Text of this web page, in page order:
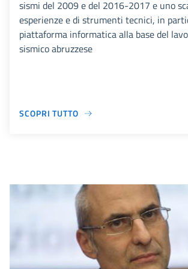
sismi del 2009 e del 2016-2017 e uno
esperienze e di strumenti tecnici, in
piattaforma informatica alla base del
sismico abruzzese
SCOPRI TUTTO